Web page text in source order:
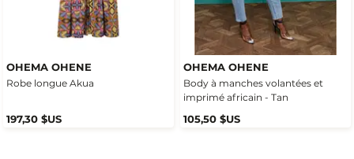
OHEMA OHENE
Robe longue Akua
197,30 $US
OHEMA OHENE
Body à manches volantées et
imprimé africain - Tan
105,50 $US